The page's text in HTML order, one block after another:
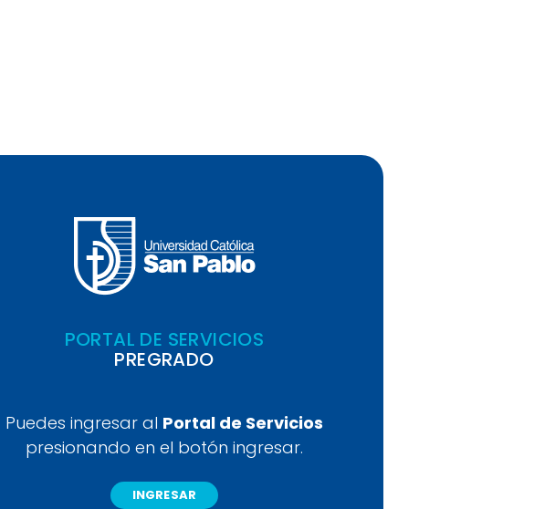
PORTAL DE SERVICIOS
PREGRADO
Puedes ingresar al Portal de Servicios
presionando en el botón ingresar.
INGRESAR